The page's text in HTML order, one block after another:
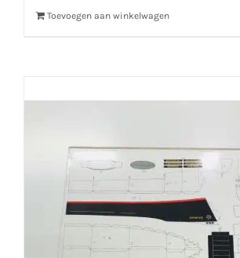
Toevoegen aan winkelwagen